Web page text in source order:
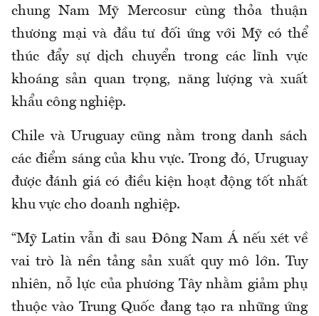
chung Nam Mỹ Mercosur cùng thỏa thuận
thương mại và đầu tư đối ứng với Mỹ có thể
thúc đẩy sự dịch chuyển trong các lĩnh vực
khoáng sản quan trọng, năng lượng và xuất
khẩu công nghiệp.
Chile và Uruguay cũng nằm trong danh sách
các điểm sáng của khu vực. Trong đó, Uruguay
được đánh giá có điều kiện hoạt động tốt nhất
khu vực cho doanh nghiệp.
“Mỹ Latin vẫn đi sau Đông Nam Á nếu xét về
vai trò là nền tảng sản xuất quy mô lớn. Tuy
nhiên, nỗ lực của phương Tây nhằm giảm phụ
thuộc vào Trung Quốc đang tạo ra những ứng